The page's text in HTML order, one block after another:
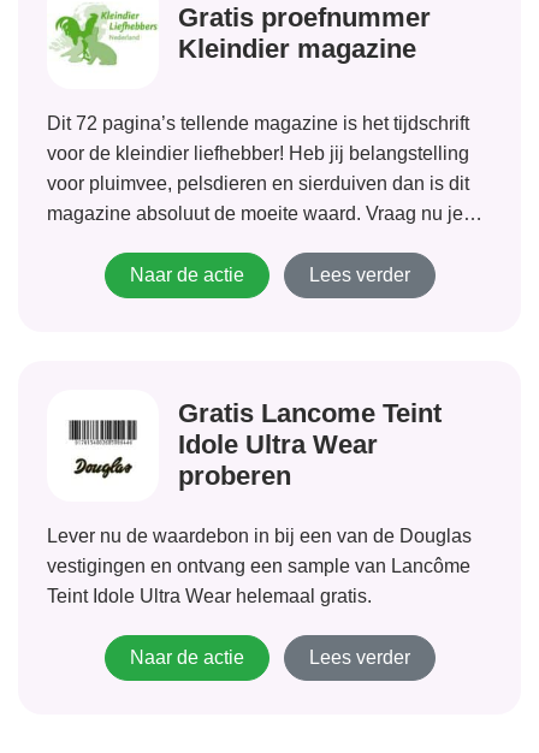
Gratis proefnummer
Kleindier magazine
Dit 72 pagina’s tellende magazine is het tijdschrift
voor de kleindier liefhebber! Heb jij belangstelling
voor pluimvee, pelsdieren en sierduiven dan is dit
magazine absoluut de moeite waard. Vraag nu je
Naar de actie
Lees verder
Gratis Lancome Teint
Idole Ultra Wear
proberen
Lever nu de waardebon in bij een van de Douglas
vestigingen en ontvang een sample van Lancôme
Teint Idole Ultra Wear helemaal gratis.
Naar de actie Lees verder